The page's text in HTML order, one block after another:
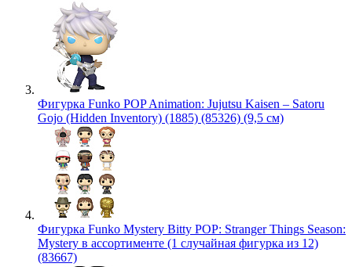
Фигурка Funko POP Animation: Jujutsu Kaisen – Satoru
Gojo (Hidden Inventory) (1885) (85326) (9,5 см)
Фигурка Funko Mystery Bitty POP: Stranger Things Season:
Mystery в ассортименте (1 случайная фигурка из 12)
(83667)